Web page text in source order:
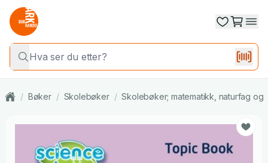
/ Bøker / Skolebøker / Skolebøker; matematikk, naturfag og